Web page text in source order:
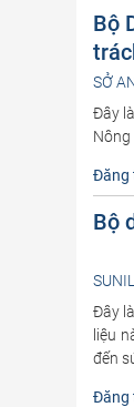
Bộ
SỞ
Đây
Nông
Đăng
Bộ
Đây
liệu
đến
Đăng